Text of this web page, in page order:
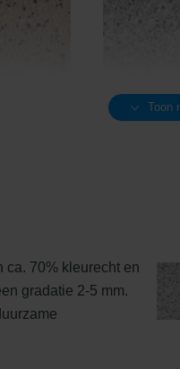
Edel
Bruin
Toon
ca. 70% kleurecht en
gradatie 2-5 mm.